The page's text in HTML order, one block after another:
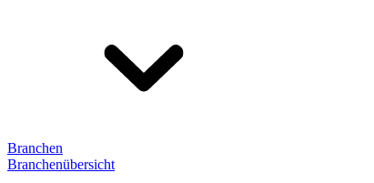
Branchen
Branchenübersicht